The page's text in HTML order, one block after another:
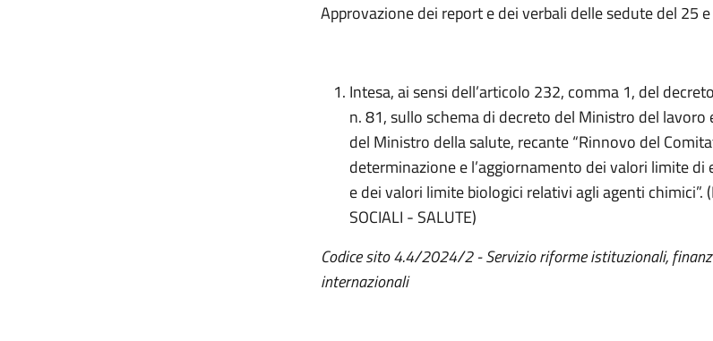
Approvazione dei report e dei verbali delle sedute del 25
Intesa, ai sensi dell’articolo 232, comma 1, del
n. 81, sullo schema di decreto del Ministro del lavoro
del Ministro della salute, recante “Rinnovo del
determinazione e l’aggiornamento dei valori limite di
e dei valori limite biologici relativi agli agenti chimici”.
SOCIALI - SALUTE)
Codice sito 4.4/2024/2 - Servizio riforme istituzionali,
internazionali